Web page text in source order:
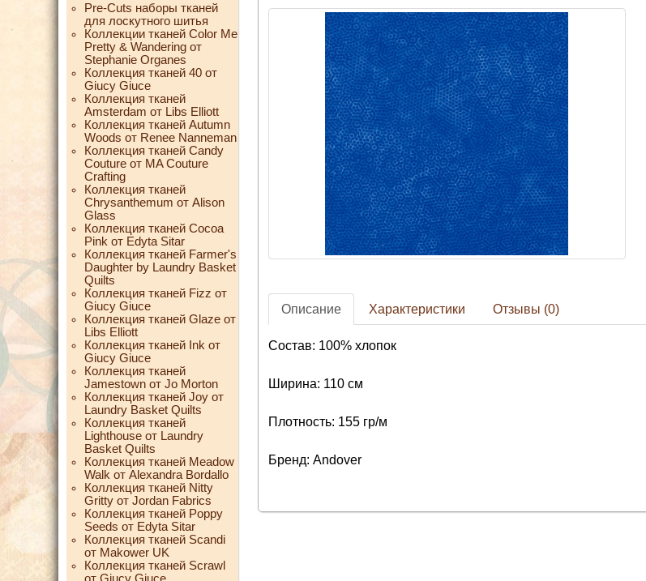
Pre-Cuts наборы тканей
для лоскутного шитья
Коллекции тканей Color Me
Pretty & Wandering от
Stephanie Organes
Коллекция тканей 40 от
Giucy Giuce
Коллекция тканей
Amsterdam от Libs Elliott
Коллекция тканей Autumn
Woods от Renee Nanneman
Коллекция тканей Candy
Couture от MA Couture
Crafting
Коллекция тканей
Chrysanthemum от Alison
Glass
Коллекция тканей Cocoa
Pink от Edyta Sitar
Коллекция тканей Farmer's
Daughter by Laundry Basket
Quilts
Коллекция тканей Fizz от
Giucy Giuce
Коллекция тканей Glaze от
Libs Elliott
Коллекция тканей Ink от
Giucy Giuce
Коллекция тканей
Jamestown от Jo Morton
Коллекция тканей Joy от
Laundry Basket Quilts
Коллекция тканей
Lighthouse от Laundry
Basket Quilts
Коллекция тканей Meadow
Walk от Alexandra Bordallo
Коллекция тканей Nitty
Gritty от Jordan Fabrics
Коллекция тканей Poppy
Seeds от Edyta Sitar
Коллекция тканей Scandi
от Makower UK
Коллекция тканей Scrawl
от Giucy Giuce
Описание Характеристики Отзывы (0)
Состав: 100% хлопок
Ширина: 110 см
Плотность: 155 гр/м
Бренд: Andover